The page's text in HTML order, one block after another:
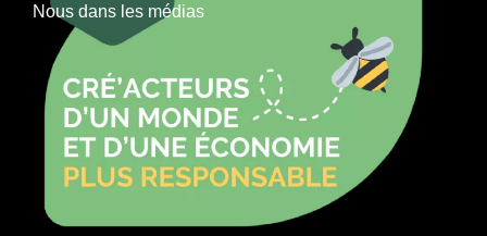
Nous dans les médias